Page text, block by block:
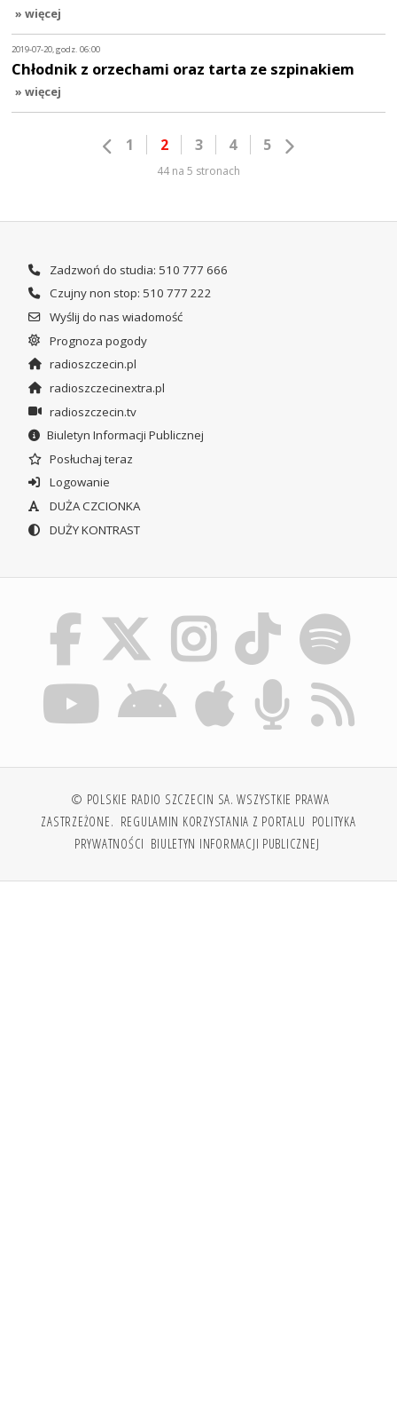
» więcej
2019-07-20, godz. 06:00
Chłodnik z orzechami oraz tarta ze szpinakiem
» więcej
1 2 3 4 5
44 na 5 stronach
Zadzwoń do studia: 510 777 666
Czujny non stop: 510 777 222
Wyślij do nas wiadomość
Prognoza pogody
radioszczecin.pl
radioszczecinextra.pl
radioszczecin.tv
Biuletyn Informacji Publicznej
Posłuchaj teraz
Logowanie
DUŻA CZCIONKA
DUŻY KONTRAST
© POLSKIE RADIO SZCZECIN SA. WSZYSTKIE PRAWA
ZASTRZEŻONE. REGULAMIN KORZYSTANIA Z PORTALU POLITYKA
PRYWATNOŚCI BIULETYN INFORMACJI PUBLICZNEJ